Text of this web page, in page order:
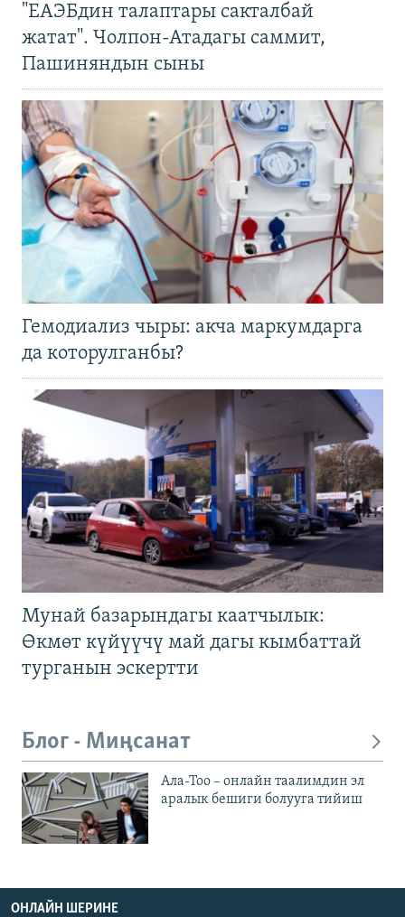
"ЕАЭБдин талаптары сакталбай
жатат". Чолпон-Атадагы саммит,
Пашиняндын сыны
Гемодиализ чыры: акча маркумдарга
да которулганбы?
Мунай базарындагы каатчылык:
Өкмөт күйүүчү май дагы кымбаттай
турганын эскертти
Блог - Миңсанат
Ала-Тоо – онлайн таалимдин эл
аралык бешиги болууга тийиш
ОНЛАЙН ШЕРИНЕ